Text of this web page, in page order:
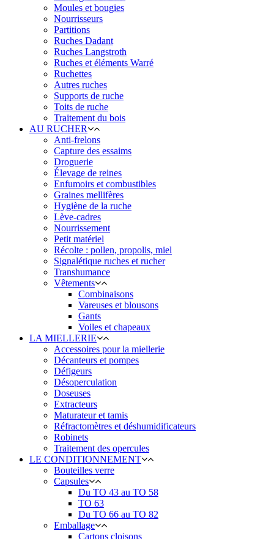
Moules et bougies
Nourrisseurs
Partitions
Ruches Dadant
Ruches Langstroth
Ruches et éléments Warré
Ruchettes
Autres ruches
Supports de ruche
Toits de ruche
Traitement du bois
AU RUCHER
Anti-frelons
Capture des essaims
Droguerie
Élevage de reines
Enfumoirs et combustibles
Graines mellifères
Hygiène de la ruche
Lève-cadres
Nourrissement
Petit matériel
Récolte : pollen, propolis, miel
Signalétique ruches et rucher
Transhumance
Vêtements
Combinaisons
Vareuses et blousons
Gants
Voiles et chapeaux
LA MIELLERIE
Accessoires pour la miellerie
Décanteurs et pompes
Défigeurs
Désoperculation
Doseuses
Extracteurs
Maturateur et tamis
Réfractomètres et déshumidificateurs
Robinets
Traitement des opercules
LE CONDITIONNEMENT
Bouteilles verre
Capsules
Du TO 43 au TO 58
TO 63
Du TO 66 au TO 82
Emballage
Cartons cloisons